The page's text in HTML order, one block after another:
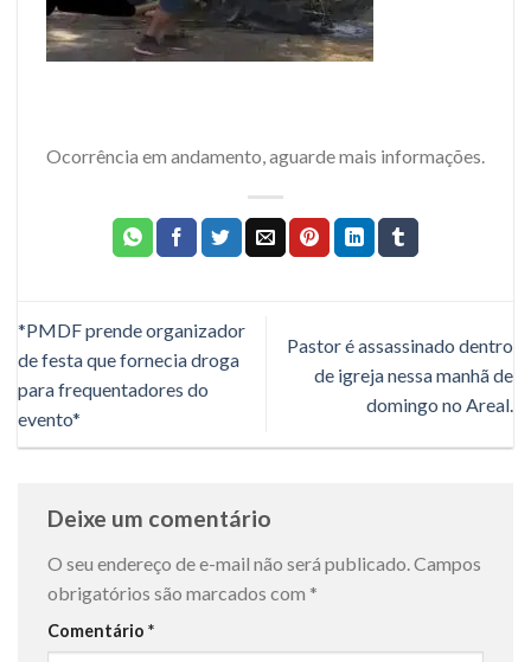
Ocorrência em andamento, aguarde mais informações.
*PMDF prende organizador
de festa que fornecia droga
para frequentadores do
evento*
Pastor é assassinado dentro
de igreja nessa manhã de
domingo no Areal.
Deixe um comentário
O seu endereço de e-mail não será publicado.Campos
obrigatórios são marcados com *
Comentário *